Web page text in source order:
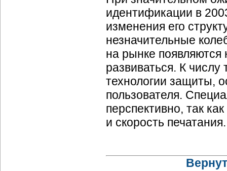
идентификации в
изменения его
незначительные
на рынке появляются
развиваться. К
технологии защиты,
пользователя.
перспективно, так
и скорость печатания.